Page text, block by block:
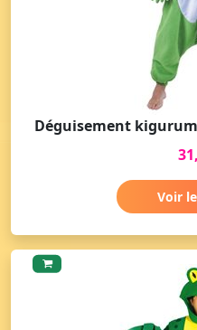
Déguisement
Voir